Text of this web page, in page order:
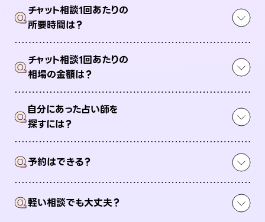
Qチャット相談1回あたりの
所要時間は？
Qチャット相談1回あたりの
相場の金額は？
Q自分にあった占い師を
探すには？
Q予約はできる？
Q軽い相談でも大丈夫？